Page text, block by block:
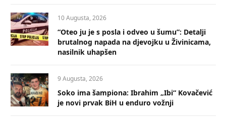
10 Augusta, 2026
“Oteo ju je s posla i odveo u šumu”: Detalji
brutalnog napada na djevojku u Živinicama,
nasilnik uhapšen
9 Augusta, 2026
Soko ima šampiona: Ibrahim „Ibi“ Kovačević
je novi prvak BiH u enduro vožnji